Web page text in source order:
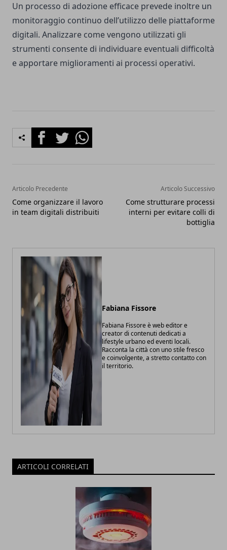
Un processo di adozione efficace prevede inoltre un
monitoraggio continuo dell’utilizzo delle piattaforme
digitali. Analizzare come vengono utilizzati gli
strumenti consente di individuare eventuali difficoltà
e apportare miglioramenti ai processi operativi.
FacebookTwitterWhatsapp
Articolo Precedente
Come organizzare il lavoro
in team digitali distribuiti
Articolo Successivo
Come strutturare processi
interni per evitare colli di
bottiglia
Fabiana Fissore
Fabiana Fissore è web editor e
creator di contenuti dedicati a
lifestyle urbano ed eventi locali.
Racconta la città con uno stile fresco
e coinvolgente, a stretto contatto con
il territorio.
ARTICOLI CORRELATI